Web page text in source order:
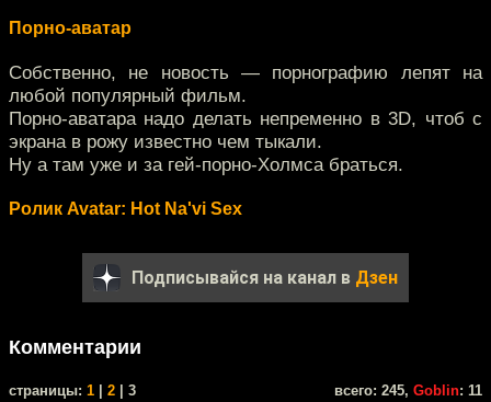
Порно-аватар
Собственно, не новость — порнографию лепят на
любой популярный фильм.
Порно-аватара надо делать непременно в 3D, чтоб с
экрана в рожу известно чем тыкали.
Ну а там уже и за гей-порно-Холмса браться.
Ролик Avatar: Hot Na'vi Sex
Подписывайся на канал в Дзен
Комментарии
cтраницы: 1 2 | 3 всего: 245, Goblin: 11